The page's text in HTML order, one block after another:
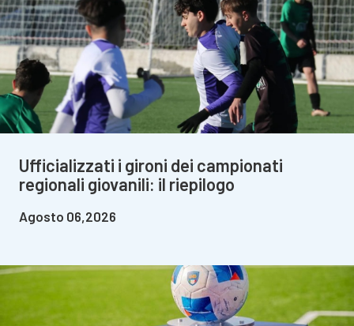
Ufficializzati i gironi dei campionati
regionali giovanili: il riepilogo
Agosto 06,2026